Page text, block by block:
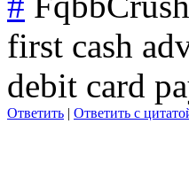
first cash
debit card
Ответить | Ответить с